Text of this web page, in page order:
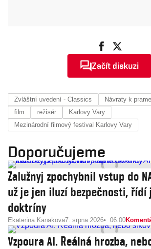
Začít diskuzi
Zvláštní uvedení - Classics Návraty k
film
režisér
Karlovy Vary
Mezinárodní filmový festival Karlovy Vary
Doporučujeme
Zalužnyj zpochybnil vstup do
už je jen iluzí bezpečnosti,
doktríny
Ekaterina Kanakova7. srpna 2026 06:00
Vzpoura AI. Reálná hrozba,